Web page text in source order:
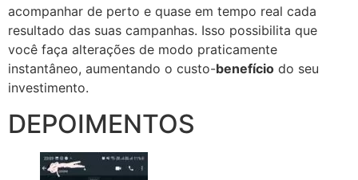
acompanhar de perto e quase em tempo real cada
resultado das suas campanhas. Isso possibilita que
você faça alterações de modo praticamente
instantâneo, aumentando o custo-benefício do seu
investimento.
DEPOIMENTOS